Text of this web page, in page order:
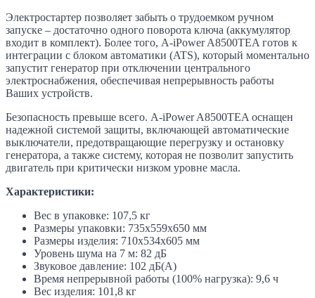
Электростартер позволяет забыть о трудоемком ручном
запуске – достаточно одного поворота ключа (аккумулятор
входит в комплект). Более того, A-iPower A8500TEA готов к
интеграции с блоком автоматики (ATS), который моментально
запустит генератор при отключении центрального
электроснабжения, обеспечивая непрерывность работы
Ваших устройств.
Безопасность превыше всего. A-iPower A8500TEA оснащен
надежной системой защиты, включающей автоматические
выключатели, предотвращающие перегрузку и остановку
генератора, а также систему, которая не позволит запустить
двигатель при критически низком уровне масла.
Характеристики:
Вес в упаковке: 107,5 кг
Размеры упаковки: 735х559х650 мм
Размеры изделия: 710х534х605 мм
Уровень шума на 7 м: 82 дБ
Звуковое давление: 102 дБ(А)
Время непрерывной работы (100% нагрузка): 9,6 ч
Вес изделия: 101,8 кг